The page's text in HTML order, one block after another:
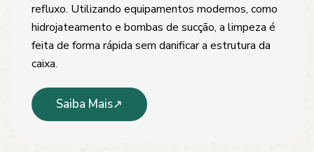
refluxo. Utilizando equipamentos modernos, como
hidrojateamento e bombas de sucção, a limpeza é
feita de forma rápida sem danificar a estrutura da
caixa.
Saiba Mais